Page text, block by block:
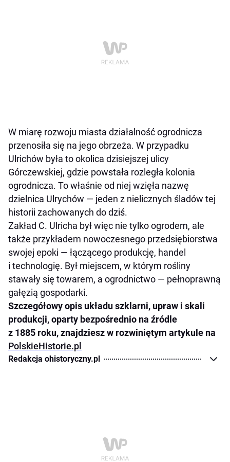
W miarę rozwoju miasta działalność ogrodnicza
przenosiła się na jego obrzeża. W przypadku
Ulrichów była to okolica dzisiejszej ulicy
Górczewskiej, gdzie powstała rozległa kolonia
ogrodnicza. To właśnie od niej wzięła nazwę
dzielnica Ulrychów — jeden z nielicznych śladów tej
historii zachowanych do dziś.
Zakład C. Ulricha był więc nie tylko ogrodem, ale
także przykładem nowoczesnego przedsiębiorstwa
swojej epoki — łączącego produkcję, handel
i technologię. Był miejscem, w którym rośliny
stawały się towarem, a ogrodnictwo — pełnoprawną
gałęzią gospodarki.
Szczegółowy opis układu szklarni, upraw i skali
produkcji, oparty bezpośrednio na źródle
z 1885 roku, znajdziesz w rozwiniętym artykule na
PolskieHistorie.pl
Redakcja ohistoryczny.pl